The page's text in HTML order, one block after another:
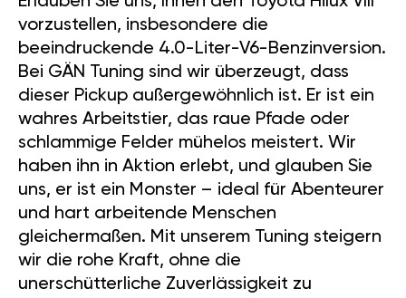
vorzustellen, insbesondere die
beeindruckende 4.0-Liter-V6-Benzinversion.
Bei GÄN Tuning sind wir überzeugt, dass
dieser Pickup außergewöhnlich ist. Er ist ein
wahres Arbeitstier, das raue Pfade oder
schlammige Felder mühelos meistert. Wir
haben ihn in Aktion erlebt, und glauben Sie
uns, er ist ein Monster – ideal für Abenteurer
und hart arbeitende Menschen
gleichermaßen. Mit unserem Tuning steigern
wir die rohe Kraft, ohne die
unerschütterliche Zuverlässigkeit zu